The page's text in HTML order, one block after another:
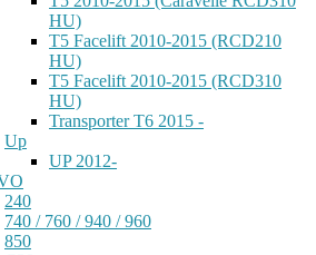
HU)
T5 Facelift 2010-2015 (RCD210
HU)
T5 Facelift 2010-2015 (RCD310
HU)
Transporter T6 2015 -
Up
UP 2012-
240
740 / 760 / 940 / 960
850